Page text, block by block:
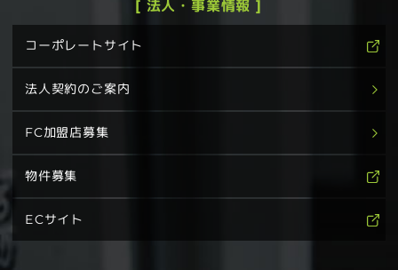
[ 法人・事業情報 ]
コーポレートサイト
法人契約のご案内
FC加盟店募集
物件募集
ECサイト